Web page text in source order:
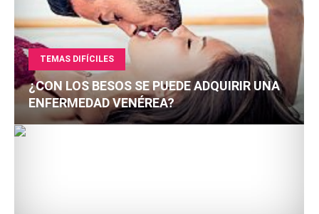
TEMAS DIFÍCILES
¿CON LOS BESOS SE PUEDE ADQUIRIR UNA
ENFERMEDAD VENÉREA?